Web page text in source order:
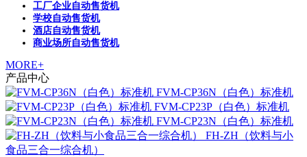
工厂企业自动售货机
学校自动售货机
酒店自动售货机
商业场所自动售货机
MORE+
产品中心
FVM-CP36N（白色）标准机
FVM-CP23P（白色）标准机
FVM-CP23N（白色）标准机
FH-ZH（饮料与小
食品三合一综合机）